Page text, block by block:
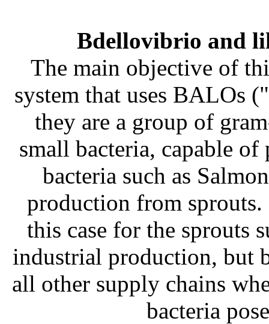
Bdellovibrio and
The main objective of
system that uses BALOs
they are a group of
small bacteria, capable
bacteria such as
production from
this case for the sprouts
industrial production, but
all other supply chains
bacteria